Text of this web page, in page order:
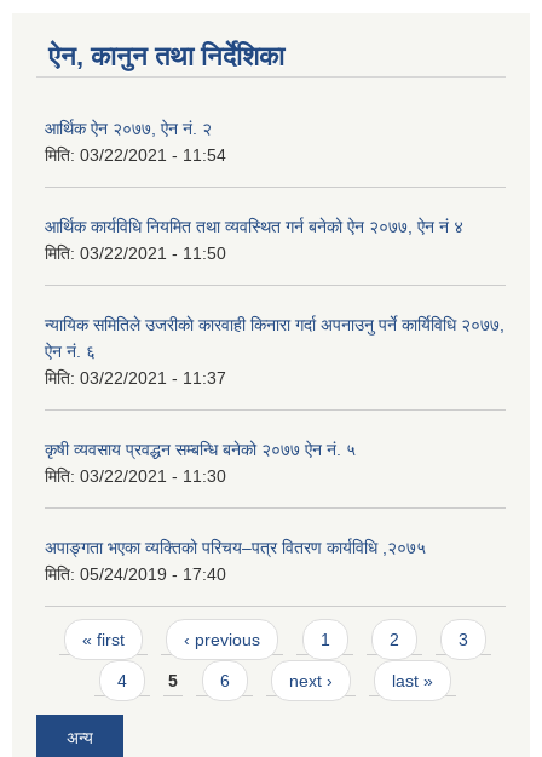
ऐन, कानुन तथा निर्देशिका
आर्थिक ऐन २०७७, ऐन नं. २
मिति: 03/22/2021 - 11:54
आर्थिक कार्यविधि नियमित तथा व्यवस्थित गर्न बनेको ऐन २०७७, ऐन नं ४
मिति: 03/22/2021 - 11:50
न्यायिक समितिले उजरीकाे कारवाही किनारा गर्दा अपनाउनु पर्ने कार्यिविधि २०७७,
ऐन नं. ६
मिति: 03/22/2021 - 11:37
कृषी व्यवसाय प्रवद्धन सम्बन्धि बनेको २०७७ ऐन नं. ५
मिति: 03/22/2021 - 11:30
अपाङ्गता भएका व्यक्तिको परिचय–पत्र वितरण कार्यविधि ,२०७५
मिति: 05/24/2019 - 17:40
Pages
« first ‹ previous 1 2 3
4 5 6 next › last »
अन्य